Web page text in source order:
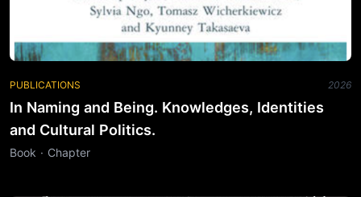
PUBLICATIONS 2026
In Naming and Being. Knowledges, Identities
and Cultural Politics.
Book · Chapter